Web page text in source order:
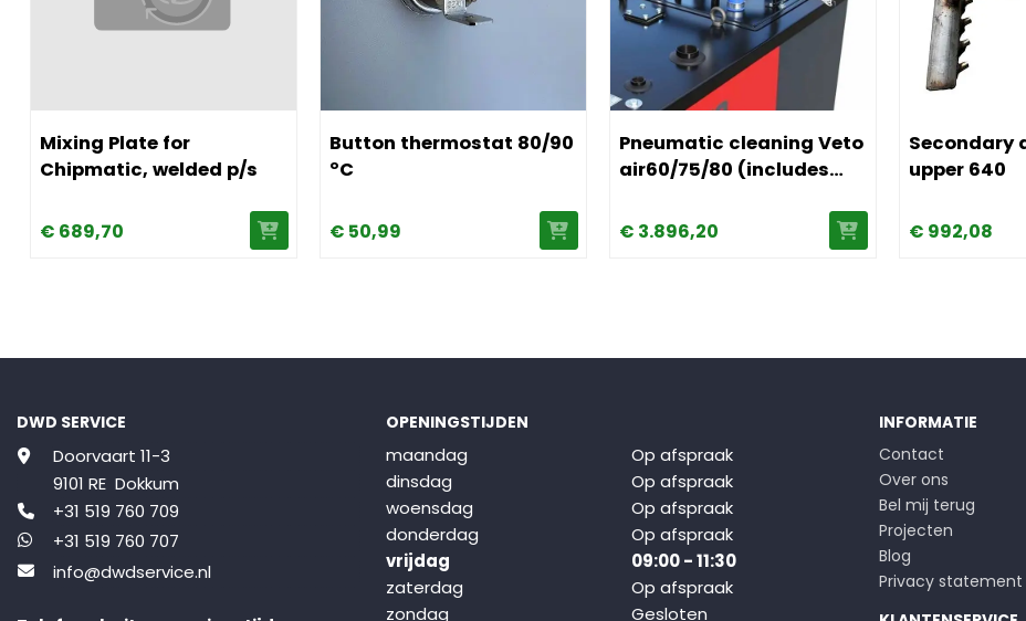
Mixing Plate for
Chipmatic, welded p/s
€ 689,70
Button thermostat 80/90
ºC
€ 50,99
Pneumatic cleaning Veto
air60/75/80 (includes
€ 3.896,20
Secondary
upper 640
€ 992,08
DWD SERVICE
Doorvaart 11-3
9101 RE Dokkum
+31 519 760 709
+31 519 760 707
info@dwdservice.nl
OPENINGSTIJDEN
maandag
Op afspraak
dinsdag
Op afspraak
woensdag
Op afspraak
donderdag
Op afspraak
vrijdag
09:00 - 11:30
zaterdag
Op afspraak
zondag
Gesloten
INFORMATIE
Contact
Over ons
Bel mij terug
Projecten
Blog
Privacy statement